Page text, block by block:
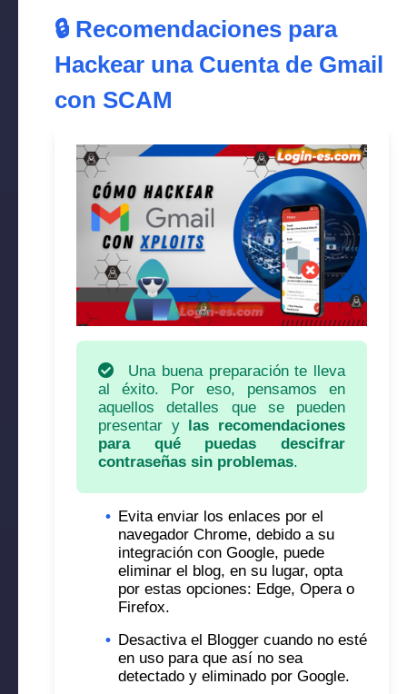
🔒 Recomendaciones para
Hackear una Cuenta de Gmail
con SCAM
Una buena preparación te lleva
al éxito. Por eso, pensamos en
aquellos detalles que se pueden
presentar y
las recomendaciones
para qué puedas descifrar
contraseñas sin problemas.
• Evita enviar los enlaces por el
navegador Chrome, debido a su
integración con Google, puede
eliminar el blog, en su lugar, opta
por estas opciones: Edge, Opera o
Firefox.
• Desactiva el Blogger cuando no esté
en uso para que así no sea
detectado y eliminado por Google.